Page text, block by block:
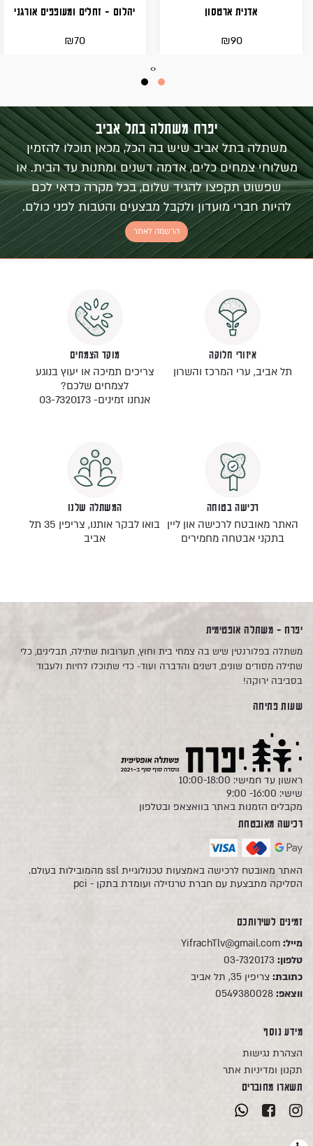
אדנית ארטסון
90
₪
יהלום - זחלים ומעופפים אורגני
70
₪
‹
›
יפרח משתלה בתל אביב
משתלה בתל אביב שיש בה הכל, מכאן תוכלו להזמין
משלוחי צמחים כלים, אדמה דשנים ומתנות עד הבית. או
שפשוט תקפצו להגיד שלום, בכל מקרה כדאי לכם
להיות חברי מועדון ולקבל מבצעים והטבות לפני כולם.
הרשמה לאתר
איזורי חלוקה
תל אביב, ערי המרכז והשרון
מוקד הצמחים
צריכים תמיכה או יעוץ בנוגע
לצמחים שלכם?
אנחנו זמינים- 03-7320173
רכישה בטוחה
האתר מאובטח לרכישה און ליין
בתקני אבטחה מחמירים
המשתלה שלנו
בואו לבקר אותנו, צריפין 35 תל
אביב
יפרח - משתלה אופטימית
משתלה בפלורנטין שיש בה צמחי בית וחוץ, תערובות שתילה, תבלינים, כלי
שתילה מסודים שונים, דשנים והדברה ועוד- כדי שתוכלו לחיות ולעבוד
בסביבה ירוקה!
שעות פתיחה
ראשון עד חמישי: 10:00-18:00
שישי: 16:00- 9:00
מקבלים הזמנות באתר בוואצאפ ובטלפון
רכישה מאובטחת
האתר מאובטח לרכישה באמצעות טכנולוגיית ssl מהמובילות בעולם.
הסליקה מתבצעת עם חברת טרנזילה ועומדת בתקן - pci
זמינים לשירותכם
מייל: YifrachTlv@gmail.com
טלפון: 03-7320173
כתובת: צריפין 35, תל אביב
ווצאפ: 0549380028
מידע נוסף
הצהרת נגישות
תקנון ומדיניות אתר
תשארו מחוברים